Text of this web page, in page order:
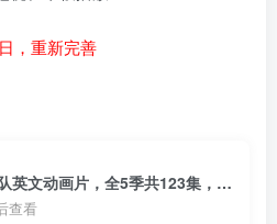
，重新完善
The Octonauts海底小纵队英文动画片，全5季共123集，1080P高清视频带英文字幕，带配套音频MP3，百度云网盘下载
查看